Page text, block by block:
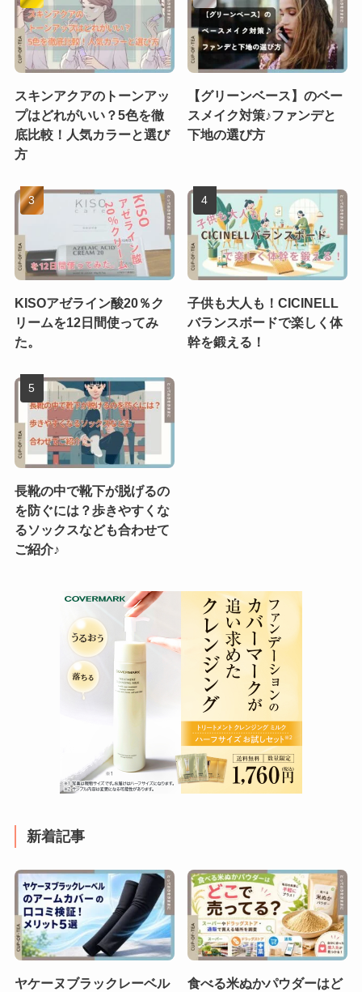
スキンアクアのトーンアッ
プはどれがいい？5色を徹
底比較！人気カラーと選び
方
【グリーンベース】のベー
スメイク対策♪ファンデと
下地の選び方
KISOアゼライン酸20％ク
リームを12日間使ってみ
た。
子供も大人も！CICINELL
バランスボードで楽しく体
幹を鍛える！
長靴の中で靴下が脱げるの
を防ぐには？歩きやすくな
るソックスなども合わせて
ご紹介♪
新着記事
ヤケーヌブラックレーベル
食べる米ぬかパウダーはど